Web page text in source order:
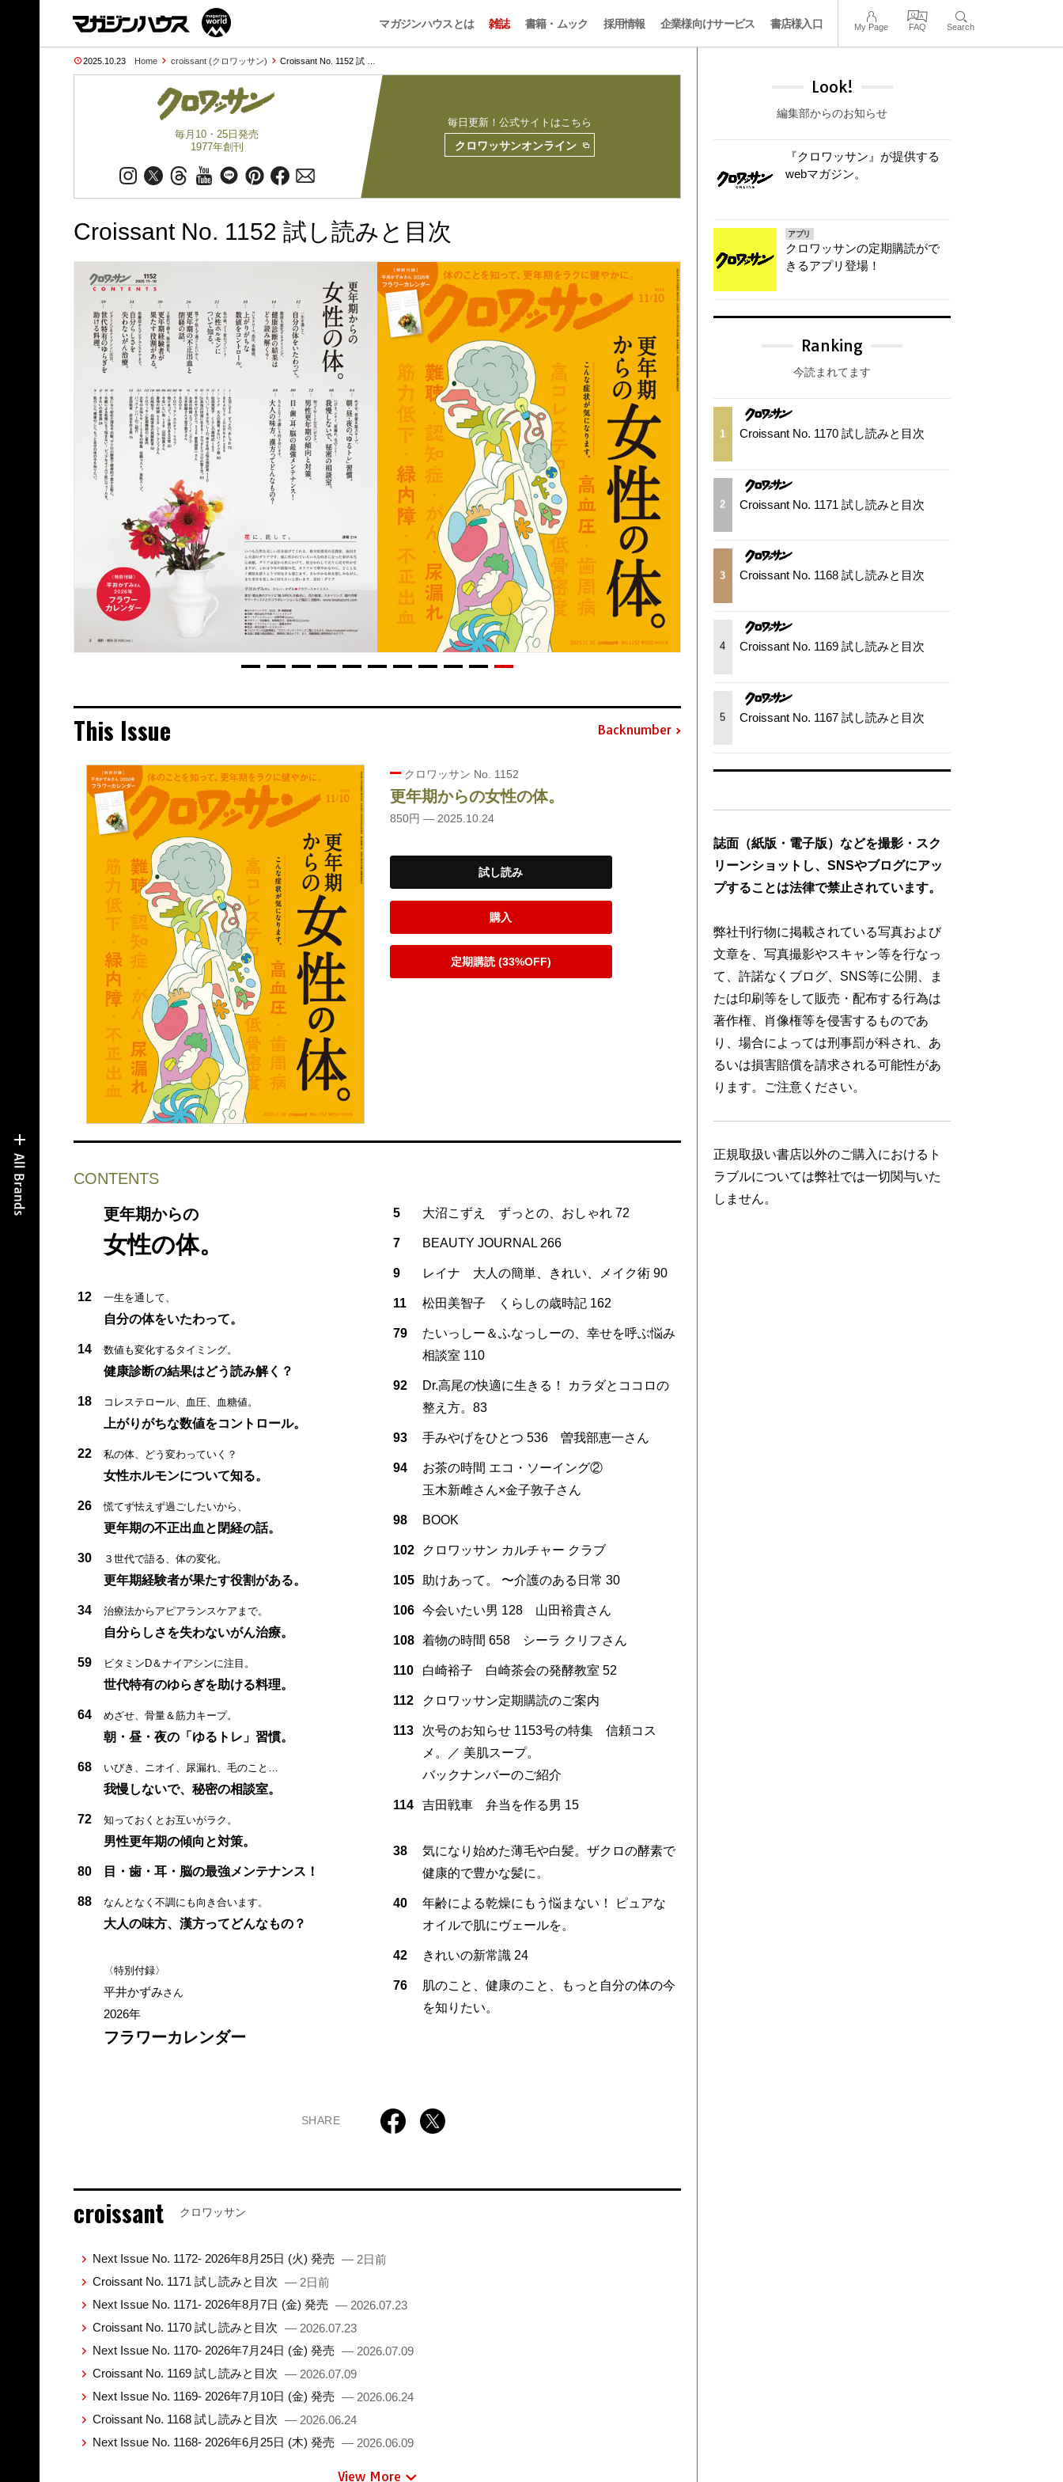
マガジンハウスとは 雑誌 書籍・ムック 採用情報 企業様向けサービス 書店様入口 My Page FAQ Search
2025.10.23 Home croissant (クロワッサン) Croissant No. 1152 試 …
毎月10・25日発売
1977年創刊
毎日更新！公式サイトはこちら
クロワッサンオンライン
Croissant No. 1152 試し読みと目次
This Issue Backnumber
クロワッサン No. 1152
更年期からの女性の体。
850円 — 2025.10.24
試し読み
購入
定期購読 (33%OFF)
CONTENTS
更年期からの
女性の体。
12 一生を通して、
自分の体をいたわって。
14 数値も変化するタイミング。
健康診断の結果はどう読み解く？
18 コレステロール、血圧、血糖値。
上がりがちな数値をコントロール。
22 私の体、どう変わっていく？
女性ホルモンについて知る。
26 慌てず怯えず過ごしたいから、
更年期の不正出血と閉経の話。
30 ３世代で語る、体の変化。
更年期経験者が果たす役割がある。
34 治療法からアピアランスケアまで。
自分らしさを失わないがん治療。
59 ビタミンD＆ナイアシンに注目。
世代特有のゆらぎを助ける料理。
64 めざせ、骨量＆筋力キープ。
朝・昼・夜の「ゆるトレ」習慣。
68 いびき、ニオイ、尿漏れ、毛のこと…
我慢しないで、秘密の相談室。
72 知っておくとお互いがラク。
男性更年期の傾向と対策。
80 目・歯・耳・脳の最強メンテナンス！
88 なんとなく不調にも向き合います。
大人の味方、漢方ってどんなもの？
〈特別付録〉
平井かずみさん
2026年
フラワーカレンダー
5 大沼こずえ ずっとの、おしゃれ 72
7 BEAUTY JOURNAL 266
9 レイナ 大人の簡単、きれい、メイク術 90
11 松田美智子 くらしの歳時記 162
79
たいっしー＆ふなっしーの、幸せを呼ぶ悩み
相談室 110
92
Dr.高尾の快適に生きる！ カラダとココロの
整え方。83
93 手みやげをひとつ 536 曽我部恵一さん
94
お茶の時間 エコ・ソーイング②
玉木新雌さん×金子敦子さん
98 BOOK
102 クロワッサン カルチャー クラブ
105 助けあって。 〜介護のある日常 30
106 今会いたい男 128 山田裕貴さん
108 着物の時間 658 シーラ クリフさん
110 白崎裕子 白崎茶会の発酵教室 52
112 クロワッサン定期購読のご案内
113
次号のお知らせ 1153号の特集 信頼コス
メ。／ 美肌スープ。
バックナンバーのご紹介
114 吉田戦車 弁当を作る男 15
38
気になり始めた薄毛や白髪。ザクロの酵素で
健康的で豊かな髪に。
40
年齢による乾燥にもう悩まない！ ピュアな
オイルで肌にヴェールを。
42 きれいの新常識 24
76
肌のこと、健康のこと、もっと自分の体の今
を知りたい。
SHARE
croissant クロワッサン
Next Issue No. 1172- 2026年8月25日 (火) 発売 — 2日前
Croissant No. 1171 試し読みと目次 — 2日前
Next Issue No. 1171- 2026年8月7日 (金) 発売 — 2026.07.23
Croissant No. 1170 試し読みと目次 — 2026.07.23
Next Issue No. 1170- 2026年7月24日 (金) 発売 — 2026.07.09
Croissant No. 1169 試し読みと目次 — 2026.07.09
Next Issue No. 1169- 2026年7月10日 (金) 発売 — 2026.06.24
Croissant No. 1168 試し読みと目次 — 2026.06.24
Next Issue No. 1168- 2026年6月25日 (木) 発売 — 2026.06.09
View More
Look!
編集部からのお知らせ
『クロワッサン』が提供する
webマガジン。
アプリ
クロワッサンの定期購読がで
きるアプリ登場！
Ranking
今読まれてます
1 Croissant No. 1170 試し読みと目次
2 Croissant No. 1171 試し読みと目次
3 Croissant No. 1168 試し読みと目次
4 Croissant No. 1169 試し読みと目次
5 Croissant No. 1167 試し読みと目次
誌面（紙版・電子版）などを撮影・スク
リーンショットし、SNSやブログにアッ
プすることは法律で禁止されています。
弊社刊行物に掲載されている写真および
文章を、写真撮影やスキャン等を行なっ
て、許諾なくブログ、SNS等に公開、ま
たは印刷等をして販売・配布する行為は
著作権、肖像権等を侵害するものであ
り、場合によっては刑事罰が科され、あ
るいは損害賠償を請求される可能性があ
ります。ご注意ください。
正規取扱い書店以外のご購入におけるト
ラブルについては弊社では一切関与いた
しません。